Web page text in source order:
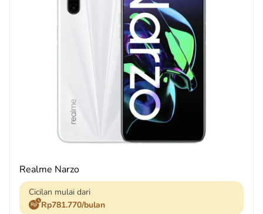
Realme Narzo
Cicilan mulai dari
Rp781.770/bulan